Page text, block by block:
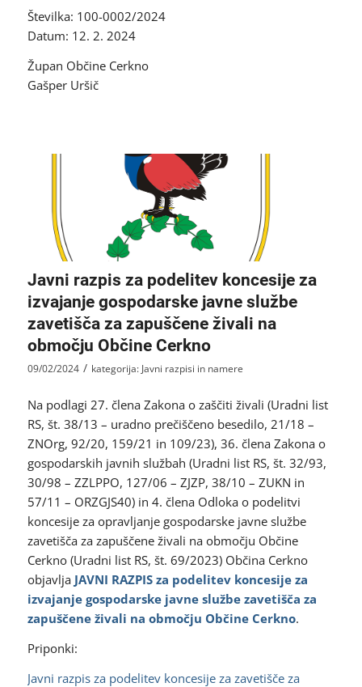
Številka: 100-0002/2024
Datum: 12. 2. 2024
Župan Občine Cerkno
Gašper Uršič
Javni razpis za podelitev koncesije za
izvajanje gospodarske javne službe
zavetišča za zapuščene živali na
območju Občine Cerkno
09/02/2024 / kategorija: Javni razpisi in namere
Na podlagi 27. člena Zakona o zaščiti živali (Uradni list
RS, št. 38/13 – uradno prečiščeno besedilo, 21/18 –
ZNOrg, 92/20, 159/21 in 109/23), 36. člena Zakona o
gospodarskih javnih službah (Uradni list RS, št. 32/93,
30/98 – ZZLPPO, 127/06 – ZJZP, 38/10 – ZUKN in
57/11 – ORZGJS40) in 4. člena Odloka o podelitvi
koncesije za opravljanje gospodarske javne službe
zavetišča za zapuščene živali na območju Občine
Cerkno (Uradni list RS, št. 69/2023) Občina Cerkno
objavlja JAVNI RAZPIS za podelitev koncesije za
izvajanje gospodarske javne službe zavetišča za
zapuščene živali na območju Občine Cerkno.
Priponki:
Javni razpis za podelitev koncesije za zavetišče za